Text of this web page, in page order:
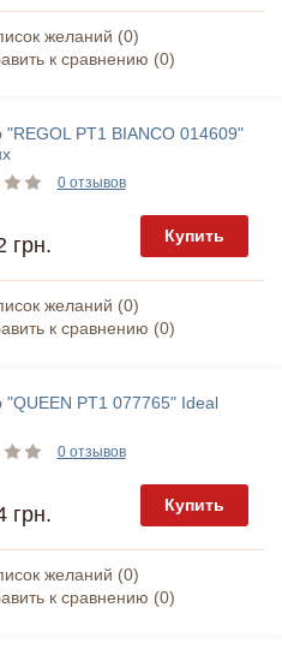
желаний (0)
к сравнению (0)
PT1 BIANCO 014609"
0 отзывов
грн. Купить
желаний (0)
к сравнению (0)
PT1 077765" Ideal
0 отзывов
грн. Купить
желаний (0)
к сравнению (0)